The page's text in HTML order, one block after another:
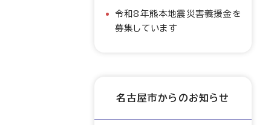
令和8年熊本地震災害義援金を
募集しています
名古屋市からのお知らせ